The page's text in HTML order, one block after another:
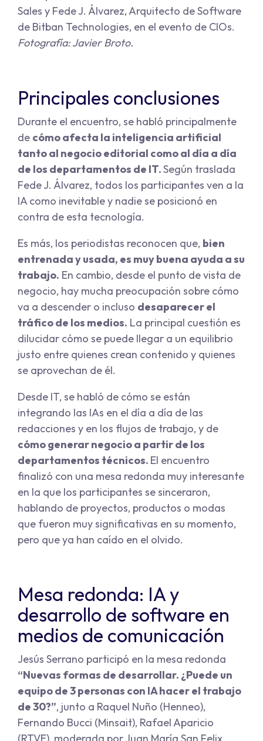
Sales y Fede J. Álvarez, Arquitecto de Software
de Bitban Technologies, en el evento de CIOs.
Fotografía: Javier Broto.
Principales conclusiones
Durante el encuentro, se habló principalmente
de cómo afecta la inteligencia artificial
tanto al negocio editorial como al día a día
de los departamentos de IT.Según traslada
Fede J. Álvarez, todos los participantes ven a la
IA como inevitable y nadie se posicionó en
contra de esta tecnología.
Es más, los periodistas reconocen que, bien
entrenada y usada, es muy buena ayuda a su
trabajo. En cambio, desde el punto de vista de
negocio, hay mucha preocupación sobre cómo
va a descender o incluso desaparecer el
tráfico de los medios. La principal cuestión es
dilucidar cómo se puede llegar a un equilibrio
justo entre quienes crean contenido y quienes
se aprovechan de él.
Desde IT, se habló de cómo se están
integrando las IAs en el día a día de las
redacciones y en los flujos de trabajo, y de
cómo generar negocio a partir de los
departamentos técnicos. El encuentro
finalizó con una mesa redonda muy interesante
en la que los participantes se sinceraron,
hablando de proyectos, productos o modas
que fueron muy significativas en su momento,
pero que ya han caído en el olvido.
Mesa redonda: IA y
desarrollo de software en
medios de comunicación
Jesús Serrano participó en la mesa redonda
“Nuevas formas de desarrollar. ¿Puede un
equipo de 3 personas con IA hacer el trabajo
de 30?”, junto a Raquel Nuño (Henneo),
Fernando Bucci (Minsait), Rafael Aparicio
(RTVE), moderada por Juan María San Felix